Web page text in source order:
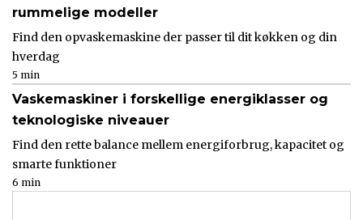
rummelige modeller
Find den opvaskemaskine der passer til dit køkken og din
hverdag
5 min
Vaskemaskiner i forskellige energiklasser og
teknologiske niveauer
Find den rette balance mellem energiforbrug, kapacitet og
smarte funktioner
6 min